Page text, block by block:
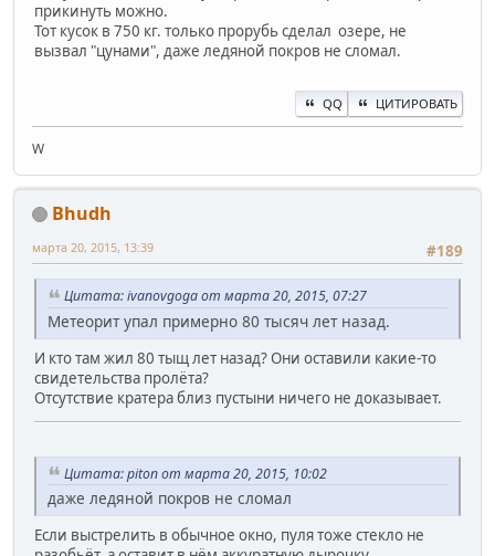
прикинуть можно.
Тот кусок в 750 кг. только прорубь сделал озере, не
вызвал "цунами", даже ледяной покров не сломал.
QQ ЦИТИРОВАТЬ
W
Bhudh
#189
марта 20, 2015, 13:39
Цитата: ivanovgoga от марта 20, 2015, 07:27
Метеорит упал примерно 80 тысяч лет назад.
И кто там жил 80 тыщ лет назад? Они оставили какие-то
свидетельства пролёта?
Отсутствие кратера близ пустыни ничего не доказывает.
Цитата: piton от марта 20, 2015, 10:02
даже ледяной покров не сломал
Если выстрелить в обычное окно, пуля тоже стекло не